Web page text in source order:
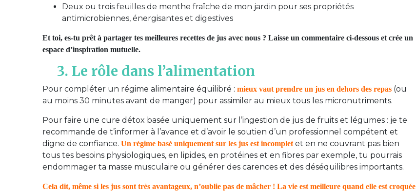
Deux ou trois feuilles de menthe fraîche de mon jardin pour ses propriétés
antimicrobiennes, énergisantes et digestives
Et toi, es-tu prêt à partager tes meilleures recettes de jus avec nous ? Laisse un commentaire ci-dessous et crée un
espace d’inspiration mutuelle.
3. Le rôle dans l’alimentation
Pour compléter un régime alimentaire équilibré : mieux vaut prendre un jus en dehors des repas (ou
au moins 30 minutes avant de manger) pour assimiler au mieux tous les micronutriments.
Pour faire une cure détox basée uniquement sur l’ingestion de jus de fruits et légumes : je te
recommande de t’informer à l’avance et d’avoir le soutien d’un professionnel compétent et
digne de confiance. Un régime basé uniquement sur les jus est incomplet et en ne couvrant pas bien
tous tes besoins physiologiques, en lipides, en protéines et en fibres par exemple, tu pourrais
endommager ta masse musculaire ou générer des carences et des déséquilibres importants.
Cela dit, même si les jus sont très avantageux, n’oublie pas de mâcher ! La vie est meilleure quand elle est croquée